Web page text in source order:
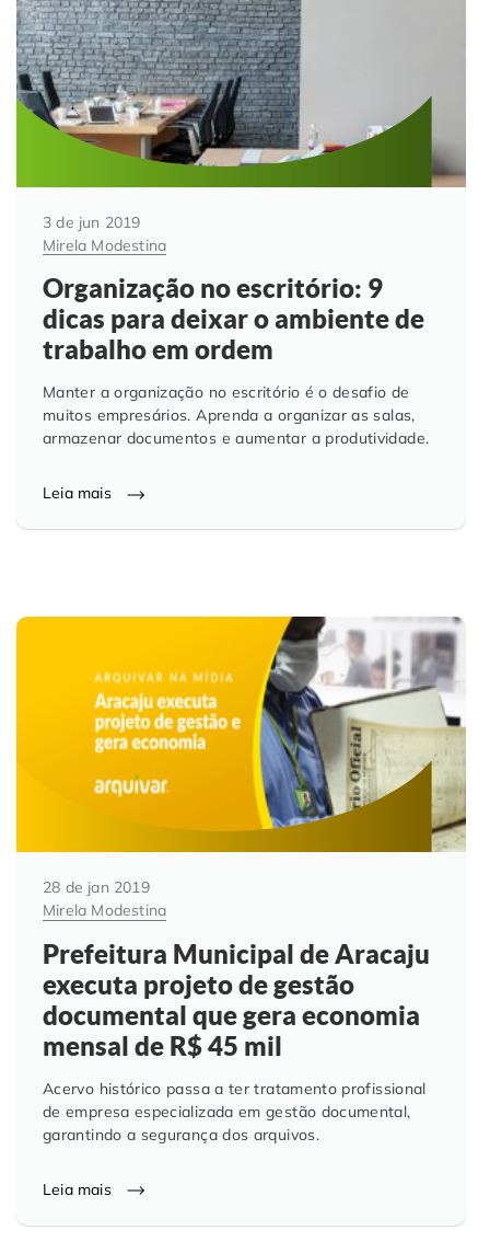
3 de jun 2019
Mirela Modestina
Organização no escritório: 9
dicas para deixar o ambiente de
trabalho em ordem
Manter a organização no escritório é o desafio de
muitos empresários. Aprenda a organizar as salas,
armazenar documentos e aumentar a produtividade.
Leia mais
28 de jan 2019
Mirela Modestina
Prefeitura Municipal de Aracaju
executa projeto de gestão
documental que gera economia
mensal de R$ 45 mil
Acervo histórico passa a ter tratamento profissional
de empresa especializada em gestão documental,
garantindo a segurança dos arquivos.
Leia mais